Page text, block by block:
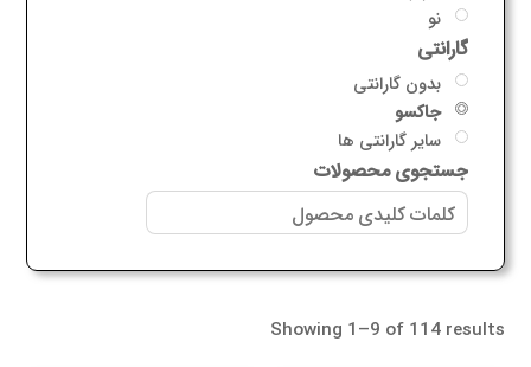
نو
گارانتی
بدون گارانتی
جاکسو
سایر گارانتی ها
جستجوی محصولات
Showing 1–9 of 114 results